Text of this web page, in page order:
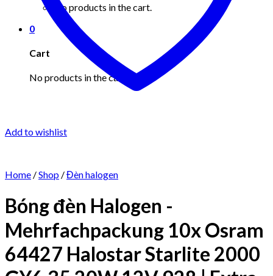
No products in the cart.
0
Cart
No products in the cart.
Add to wishlist
Home /Shop /Đèn halogen
Bóng đèn Halogen -
Mehrfachpackung 10x Osram
64427 Halostar Starlite 2000